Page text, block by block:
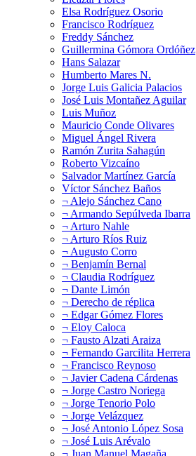
Elsa Rodríguez Osorio
Francisco Rodríguez
Freddy Sánchez
Guillermina Gómora Ordóñez
Hans Salazar
Humberto Mares N.
Jorge Luis Galicia Palacios
José Luis Montañez Aguilar
Luis Muñoz
Mauricio Conde Olivares
Miguel Ángel Rivera
Ramón Zurita Sahagún
Roberto Vizcaíno
Salvador Martínez García
Víctor Sánchez Baños
¬ Alejo Sánchez Cano
¬ Armando Sepúlveda Ibarra
¬ Arturo Nahle
¬ Arturo Ríos Ruiz
¬ Augusto Corro
¬ Benjamín Bernal
¬ Claudia Rodríguez
¬ Dante Limón
¬ Derecho de réplica
¬ Edgar Gómez Flores
¬ Eloy Caloca
¬ Fausto Alzati Araiza
¬ Fernando Garcilita Herrera
¬ Francisco Reynoso
¬ Javier Cadena Cárdenas
¬ Jorge Castro Noriega
¬ Jorge Tenorio Polo
¬ Jorge Velázquez
¬ José Antonio López Sosa
¬ José Luis Arévalo
¬ Juan Manuel Magaña